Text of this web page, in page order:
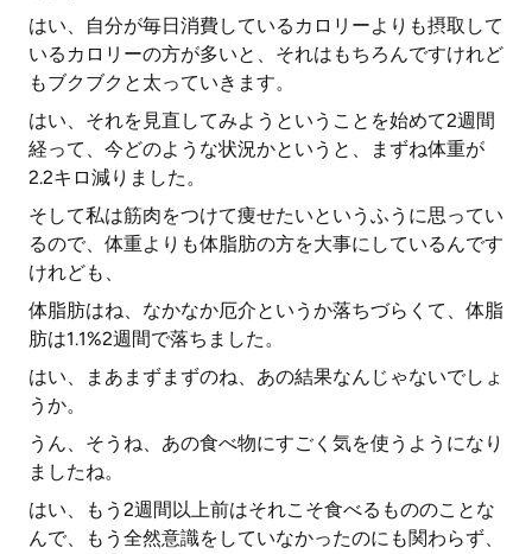
はい、自分が毎日消費しているカロリーよりも摂取して
いるカロリーの方が多いと、それはもちろんですけれど
もブクブクと太っていきます。
はい、それを見直してみようということを始めて2週間
経って、今どのような状況かというと、まずね体重が
2.2キロ減りました。
そして私は筋肉をつけて痩せたいというふうに思ってい
るので、体重よりも体脂肪の方を大事にしているんです
けれども、
体脂肪はね、なかなか厄介というか落ちづらくて、体脂
肪は1.1%2週間で落ちました。
はい、まあまずまずのね、あの結果なんじゃないでしょ
うか。
うん、そうね、あの食べ物にすごく気を使うようになり
ましたね。
はい、もう2週間以上前はそれこそ食べるもののことな
んで、もう全然意識をしていなかったのにも関わらず、